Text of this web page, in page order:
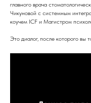
главного врача
Чикуновой с системным
коучем ICF и Магистром
Это диалог, после которого вы